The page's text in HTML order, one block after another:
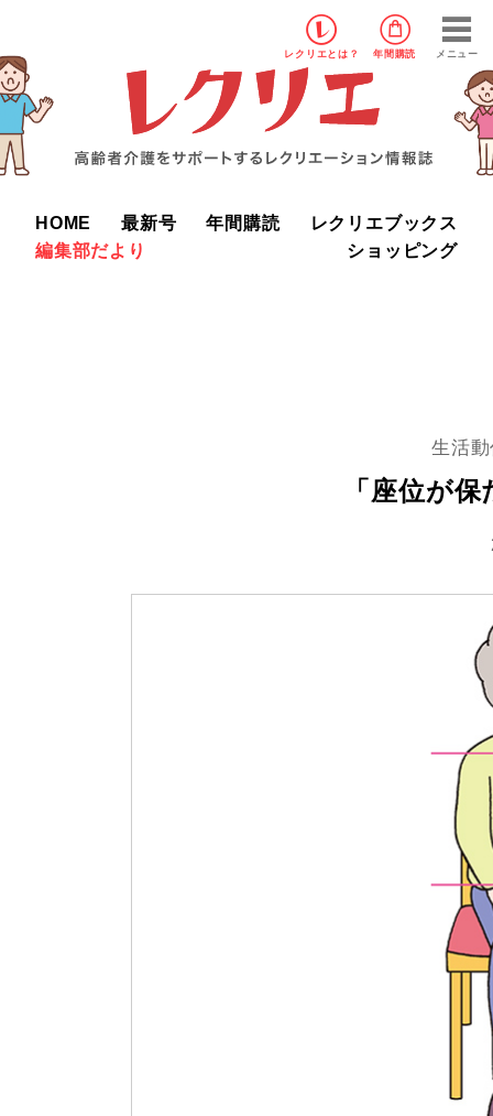
レクリエ とは？ 年間購読 メニュー
HOME 最新号 年間購読
レクリエブックス
編集部だより
ショッピング
生活
「座位が